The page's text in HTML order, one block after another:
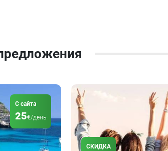
С сайта
25€/день
СКИДКА